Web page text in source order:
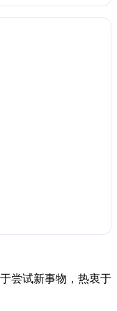
尝试新事物，热衷于